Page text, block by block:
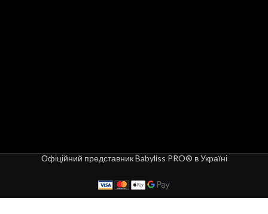
Офіційний представник Babyliss PRO® в Україні
Машинка
7